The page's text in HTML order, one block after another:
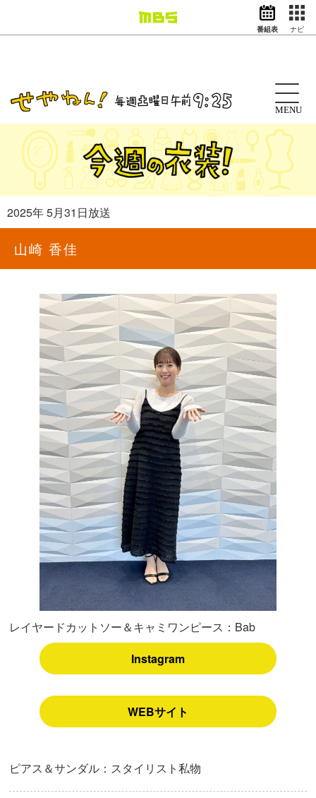
ドラマ
アニメ
動画イズム ニュース
天気・防災 イベント
映画
グッズ
EN 検索 番組表
番組表 ナビ
MENU
2025年 5月31日放送
山崎 香佳
レイヤードカットソー＆キャミワンピース：Bab
Instagram
WEBサイト
ピアス＆サンダル：スタイリスト私物